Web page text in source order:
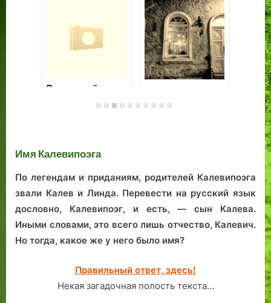
Ревельский
сердечно, с
росписи в доме на
Имя Калевипоэга
По легендам и приданиям, родителей Калевипоэга
звали Калев и Линда. Перевести на русский язык
дословно, Калевипоэг, и есть, — сын Калева.
Иными словами, это всего лишь отчество, Калевич.
Но тогда, какое же у него было имя?
Правильный ответ, здесь!
Некая загадочная полость текста…